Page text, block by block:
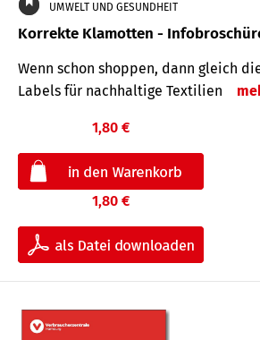
UMWELT UND GESUNDHEIT
Korrekte Klamotten -
Wenn schon shoppen, dann gleich
Labels für nachhaltige Textilien
1,80 €
1,80 €